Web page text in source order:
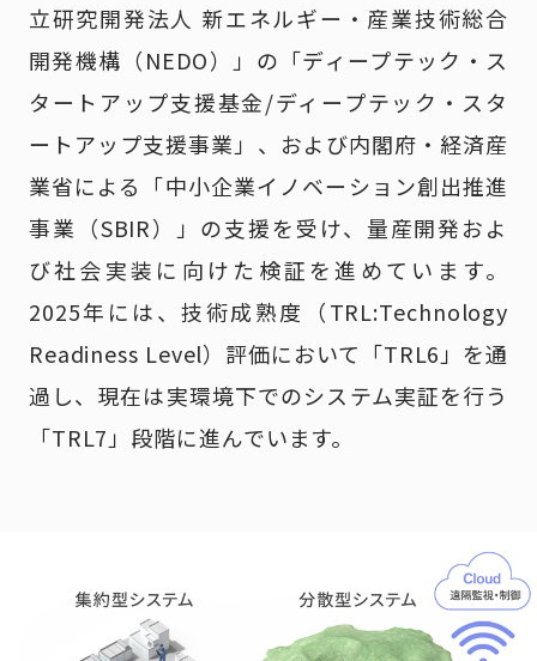
立研究開発法人 新エネルギー・産業技術総合
開発機構（NEDO）」の「ディープテック・ス
タートアップ支援基金/ディープテック・スタ
ートアップ支援事業」、および内閣府・経済産
業省による「中小企業イノベーション創出推進
事業（SBIR）」の支援を受け、量産開発およ
び社会実装に向けた検証を進めています。
2025年には、技術成熟度（TRL:Technology
Readiness Level）評価において「TRL6」を通
過し、現在は実環境下でのシステム実証を行う
「TRL7」段階に進んでいます。